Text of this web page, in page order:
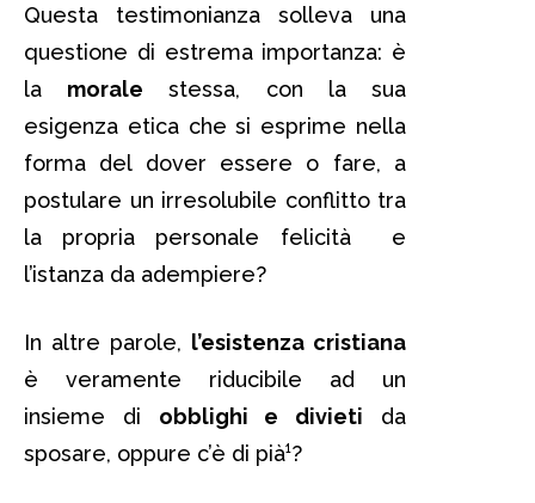
Questa testimonianza solleva una
questione di estrema importanza: è
la morale stessa, con la sua
esigenza etica che si esprime nella
forma del dover essere o fare, a
postulare un irresolubile conflitto tra
la propria personale felicità e
l’istanza da adempiere?
In altre parole, l’esistenza cristiana
è veramente riducibile ad un
insieme di obblighi e divieti da
sposare, oppure c’è di pià¹?